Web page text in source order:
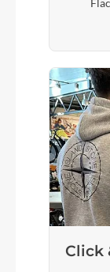
VP Z-t,
Click